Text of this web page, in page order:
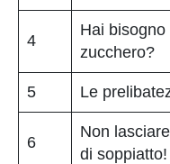
4
Hai
zucchero?
5 Le
6
Non
di soppiatto!